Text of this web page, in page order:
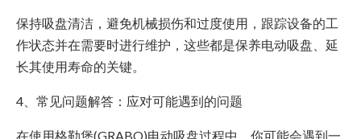
保持吸盘清洁，避免机械损伤和过度使用，跟踪设备的工
作状态并在需要时进行维护，这些都是保养电动吸盘、延
长其使用寿命的关键。
4、常见问题解答：应对可能遇到的问题
在使用格勒堡(GRABO)电动吸盘过程中，你可能会遇到一